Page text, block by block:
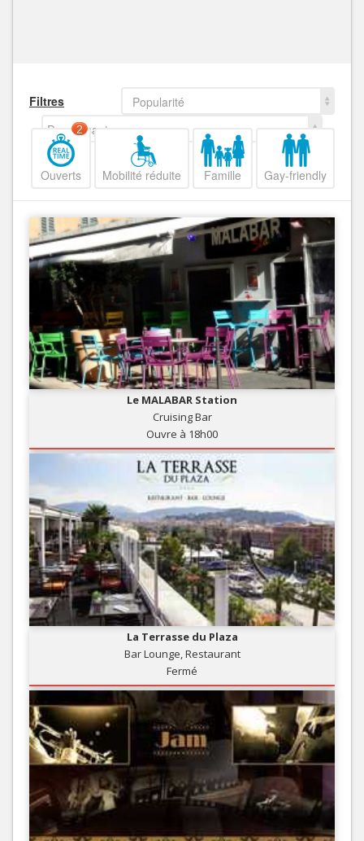
Filtres
Popularité
Decroissant
Ouverts
2
Mobilité réduite Famille Gay-friendly
Le MALABAR Station
Cruising Bar
Ouvre à 18h00
La Terrasse du Plaza
Bar Lounge, Restaurant
Fermé